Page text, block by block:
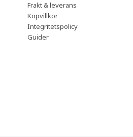
Frakt & leverans
Köpvillkor
Integritetspolicy
Guider